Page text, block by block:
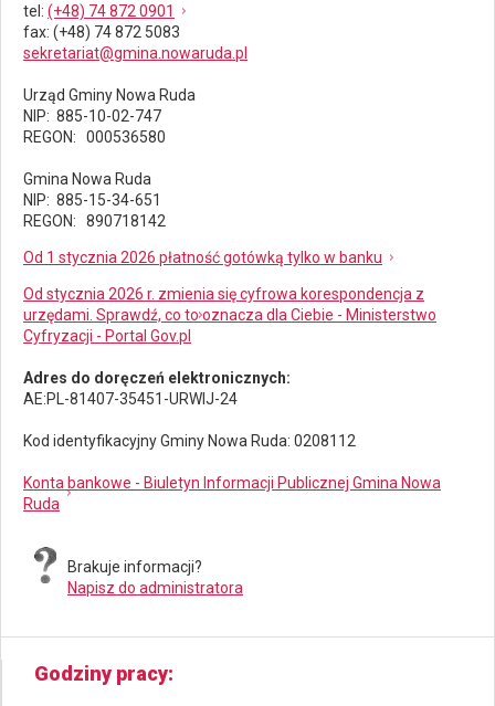
tel : (+48) 74 872 0901
fax: (+48) 74 872 5083
sekretariat@gmina.nowaruda.pl
Urząd Gminy Nowa Ruda
NIP: 885-10-02-747
REGON: 000536580
Gmina Nowa Ruda
NIP: 885-15-34-651
REGON: 890718142
Od 1 stycznia 2026 płatność gotówką tylko w banku
Od stycznia 2026 r. zmienia się cyfrowa korespondencja z
urzędami. Sprawdź, co to oznacza dla Ciebie - Ministerstwo
Cyfryzacji - Portal Gov.pl
Adres do doręczeń elektronicznych:
AE:PL-81407-35451-URWIJ-24
Kod identyfikacyjny Gminy Nowa Ruda: 0208112
Konta bankowe - Biuletyn Informacji Publicznej Gmina Nowa
Ruda
Brakuje informacji?
Napisz do administratora
Godziny pracy